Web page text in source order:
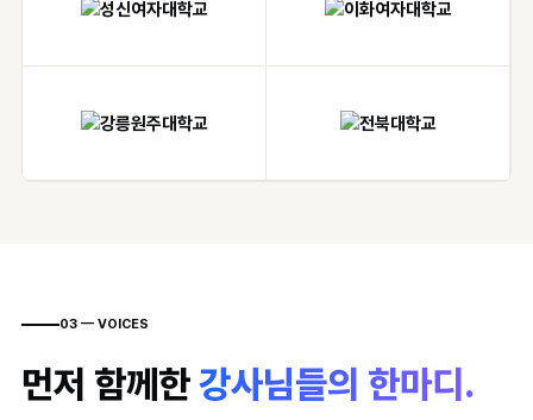
03 — VOICES
먼저 함께한강사님들의 한마디.